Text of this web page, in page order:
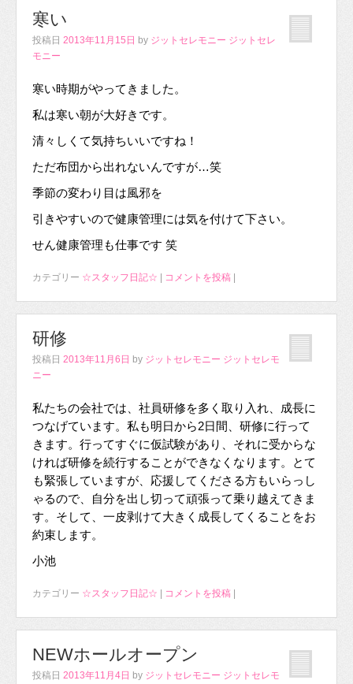
寒い
投稿日 2013年11月15日 by ジットセレモニー ジットセレ
モニー
寒い時期がやってきました。
私は寒い朝が大好きです。
清々しくて気持ちいいですね！
ただ布団から出れないんですが…笑
季節の変わり目は風邪を
引きやすいので健康管理には気を付けて下さい。
せん健康管理も仕事です 笑
カテゴリー ☆スタッフ日記☆ コメントを投稿
研修
投稿日 2013年11月6日 by ジットセレモニー ジットセレモ
ニー
私たちの会社では、社員研修を多く取り入れ、成長に
つなげています。私も明日から2日間、研修に行って
きます。行ってすぐに仮試験があり、それに受からな
ければ研修を続行することができなくなります。とて
も緊張していますが、応援してくださる方もいらっし
ゃるので、自分を出し切って頑張って乗り越えてきま
す。そして、一皮剥けて大きく成長してくることをお
約束します。
小池
カテゴリー ☆スタッフ日記☆ コメントを投稿
NEWホールオープン
投稿日 2013年11月4日 by ジットセレモニー ジットセレモ